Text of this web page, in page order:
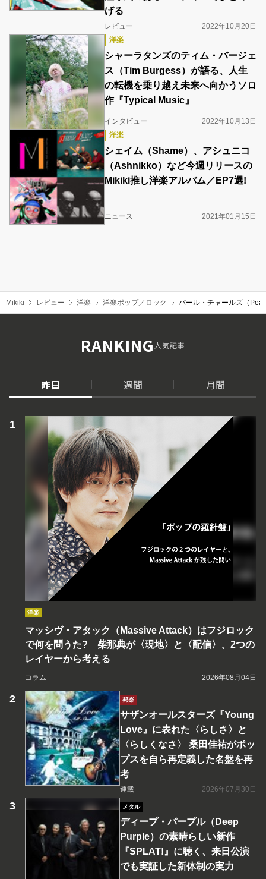
げる
レビュー
2022年10月20日
洋楽
シャーラタンズのティム・バージェ
ス（Tim Burgess）が語る、人生
の転機を乗り越え未来へ向かうソロ
作『Typical Music』
インタビュー
2022年10月13日
洋楽
シェイム（Shame）、アシュニコ
（Ashnikko）など今週リリースの
Mikiki推し洋楽アルバム／EP7選!
ニュース 2021年01月15日
Mikiki レビュー 洋楽 洋楽ポップ／ロック パール・チャールズ（
RANKING人気記事
昨日 週間 月間
洋楽
マッシヴ・アタック（Massive Attack）はフジロック
で何を問うた? 柴那典が〈現地〉と〈配信〉、2つの
レイヤーから考える
コラム 2026年08月04日
邦楽
サザンオールスターズ『Young
Love』に表れた〈らしさ〉と
〈らしくなさ〉 桑田佳祐がポッ
プスを自ら再定義した名盤を再
考
連載 2026年07月30日
メタル
ディープ・パープル（Deep
Purple）の素晴らしい新作
『SPLAT!』に聴く、来日公演
でも実証した新体制の実力